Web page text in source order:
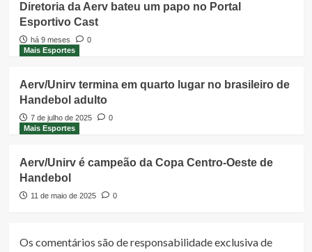
Diretoria da Aerv bateu um papo no Portal
Esportivo Cast
há 9 meses
0
Mais Esportes
Aerv/Unirv termina em quarto lugar no brasileiro de
Handebol adulto
7 de julho de 2025
0
Mais Esportes
Aerv/Unirv é campeão da Copa Centro-Oeste de
Handebol
11 de maio de 2025 0
Os comentários são de responsabilidade exclusiva de